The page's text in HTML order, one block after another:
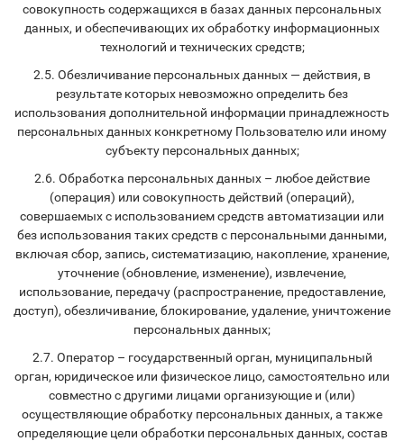
совокупность содержащихся в базах данных персональных
данных, и обеспечивающих их обработку информационных
технологий и технических средств;
2.5. Обезличивание персональных данных — действия, в
результате которых невозможно определить без
использования дополнительной информации принадлежность
персональных данных конкретному Пользователю или иному
субъекту персональных данных;
2.6. Обработка персональных данных – любое действие
(операция) или совокупность действий (операций),
совершаемых с использованием средств автоматизации или
без использования таких средств с персональными данными,
включая сбор, запись, систематизацию, накопление, хранение,
уточнение (обновление, изменение), извлечение,
использование, передачу (распространение, предоставление,
доступ), обезличивание, блокирование, удаление, уничтожение
персональных данных;
2.7. Оператор – государственный орган, муниципальный
орган, юридическое или физическое лицо, самостоятельно или
совместно с другими лицами организующие и (или)
осуществляющие обработку персональных данных, а также
определяющие цели обработки персональных данных, состав